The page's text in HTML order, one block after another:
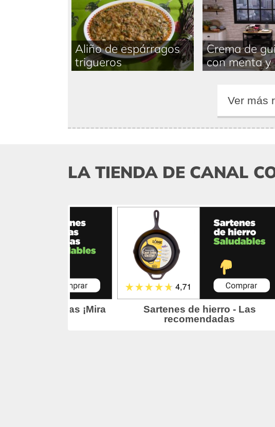
Aliño de espárragos
trigueros
Crema de
con menta y
Ver más
LA TIENDA DE CANAL